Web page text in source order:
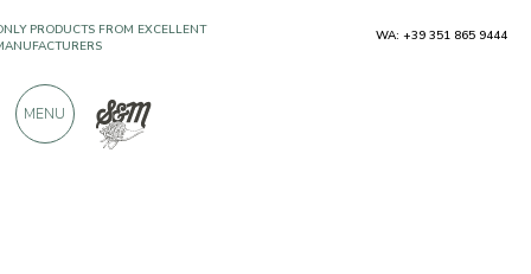
PRODUCTS FROM EXCELLENT
900 POSITIVE REVIEWS
WA: +39 351 865 9444
MENU